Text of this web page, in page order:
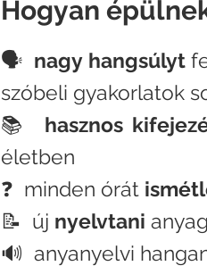
Hogyan
🗣 nagy hangsúlyt
szóbeli gyakorlatok
📚 hasznos
életben
❓ minden órát
📝 új nyelvtani
🔊 anyanyelvi